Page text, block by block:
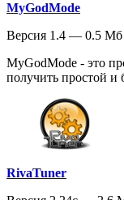
MyGodMode
Версия 1.4 — 0.5 Мб
MyGodMode - это
получить простой и
RivaTuner